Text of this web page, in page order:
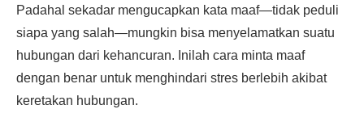
Padahal sekadar mengucapkan kata maaf—tidak peduli
siapa yang salah—mungkin bisa menyelamatkan suatu
hubungan dari kehancuran. Inilah cara minta maaf
dengan benar untuk menghindari stres berlebih akibat
keretakan hubungan.